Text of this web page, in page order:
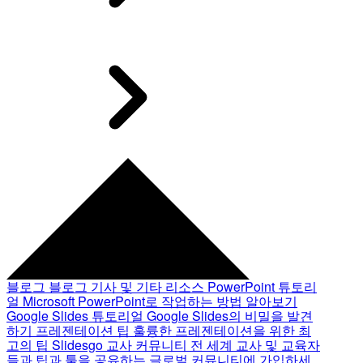
블로그 블로그 기사 및 기타 리소스 PowerPoint 튜토리
얼 Microsoft PowerPoint로 작업하는 방법 알아보기
Google Slides 튜토리얼 Google Slides의 비밀을 발견
하기 프레젠테이션 팁 훌륭한 프레젠테이션을 위한 최
고의 팁 Slidesgo 교사 커뮤니티 전 세계 교사 및 교육자